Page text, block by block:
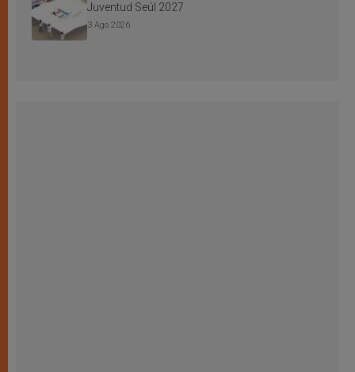
Juventud Seúl 2027
3 Ago 2026